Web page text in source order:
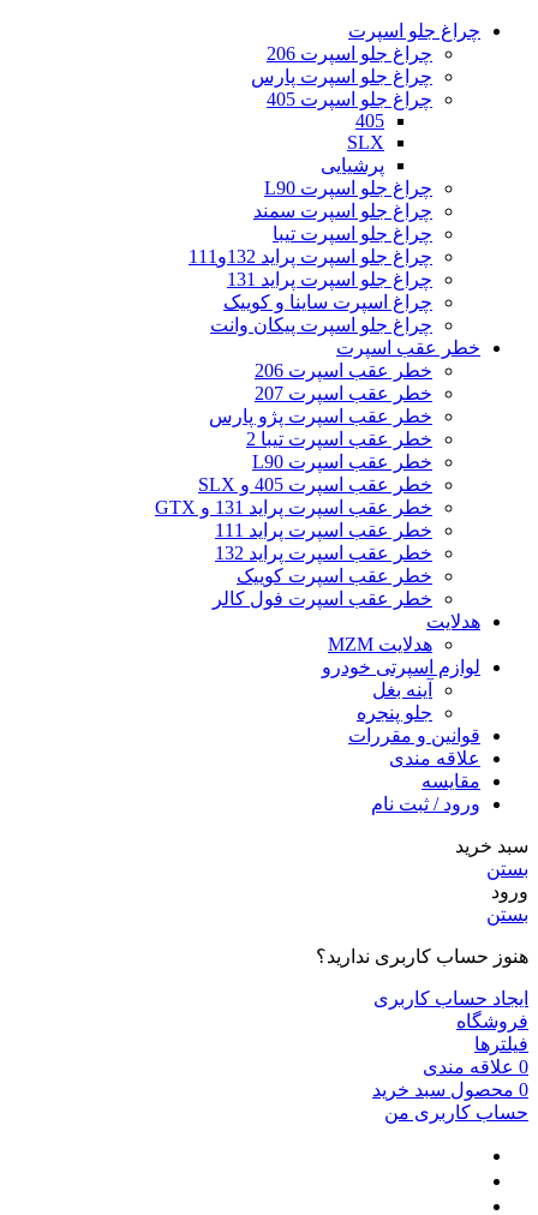
چراغ جلو اسپرت
چراغ جلو اسپرت 206
چراغ جلو اسپرت پارس
چراغ جلو اسپرت 405
405
SLX
پرشیایی
چراغ جلو اسپرت L90
چراغ جلو اسپرت سمند
چراغ جلو اسپرت تیبا
چراغ جلو اسپرت پراید 132و111
چراغ جلو اسپرت پراید 131
چراغ اسپرت ساینا و کوییک
چراغ جلو اسپرت پیکان وانت
خطر عقب اسپرت
خطر عقب اسپرت 206
خطر عقب اسپرت 207
خطر عقب اسپرت پژو پارس
خطر عقب اسپرت تیبا 2
خطر عقب اسپرت L90
خطر عقب اسپرت 405 و SLX
خطر عقب اسپرت پراید 131 و GTX
خطر عقب اسپرت پراید 111
خطر عقب اسپرت پراید 132
خطر عقب اسپرت کوییک
خطر عقب اسپرت فول کالر
هدلایت
هدلایت MZM
لوازم اسپرتی خودرو
آینه بغل
جلو پنجره
قوانین و مقررات
علاقه مندی
مقایسه
ورود / ثبت نام
سبد خرید
بستن
ورود
بستن
هنوز حساب کاربری ندارید؟
ایجاد حساب کاربری
فروشگاه
فیلترها
0 علاقه مندی
0 محصول سبد خرید
حساب کاربری من